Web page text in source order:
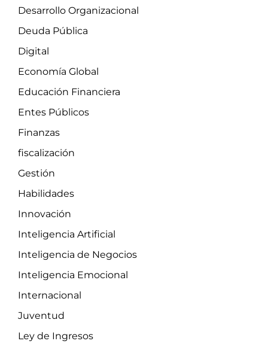
Desarrollo Organizacional
Deuda Pública
Digital
Economía Global
Educación Financiera
Entes Públicos
Finanzas
fiscalización
Gestión
Habilidades
Innovación
Inteligencia Artificial
Inteligencia de Negocios
Inteligencia Emocional
Internacional
Juventud
Ley de Ingresos